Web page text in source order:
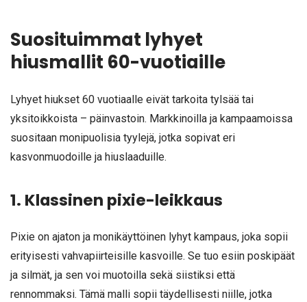
Suosituimmat lyhyet
hiusmallit 60-vuotiaille
Lyhyet hiukset 60 vuotiaalle eivät tarkoita tylsää tai
yksitoikkoista – päinvastoin. Markkinoilla ja kampaamoissa
suositaan monipuolisia tyylejä, jotka sopivat eri
kasvonmuodoille ja hiuslaaduille.
1. Klassinen pixie-leikkaus
Pixie on ajaton ja monikäyttöinen lyhyt kampaus, joka sopii
erityisesti vahvapiirteisille kasvoille. Se tuo esiin poskipäät
ja silmät, ja sen voi muotoilla sekä siistiksi että
rennommaksi. Tämä malli sopii täydellisesti niille, jotka